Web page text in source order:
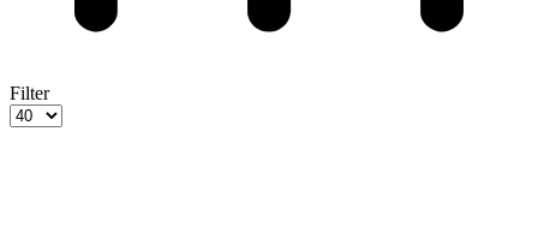
Filter